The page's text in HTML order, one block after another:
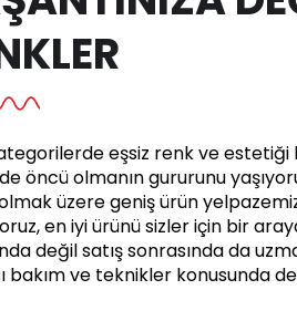
eşsiz renk ve
öncü olmanın gururunu
üzere geniş ürün
en iyi ürünü sizler için bir
değil satış sonrasında da
bakım ve teknikler konusunda